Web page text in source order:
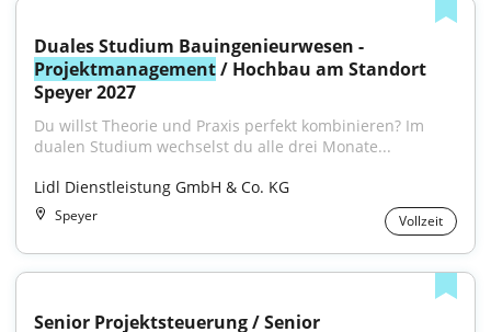
Projektmanagement / Hochbau am Standort
Speyer 2027
Du willst Theorie und Praxis perfekt kombinieren? Im
dualen Studium wechselst du alle drei Monate...
Lidl Dienstleistung GmbH & Co. KG
Speyer Vollzeit